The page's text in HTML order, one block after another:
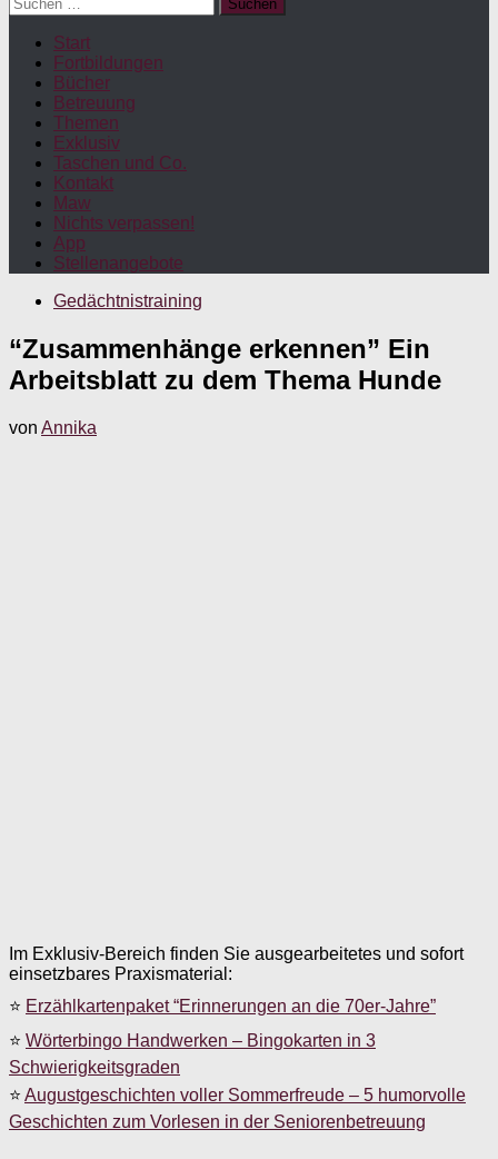
nach:
Start
Fortbildungen
Bücher
Betreuung
Themen
Exklusiv
Taschen und Co.
Kontakt
Maw
Nichts verpassen!
App
Stellenangebote
Gedächtnistraining
“Zusammenhänge erkennen” Ein
Arbeitsblatt zu dem Thema Hunde
von Annika
Im Exklusiv-Bereich finden Sie ausgearbeitetes und sofort
einsetzbares Praxismaterial:
⭐ Erzählkartenpaket “Erinnerungen an die 70er-Jahre”
⭐ Wörterbingo Handwerken – Bingokarten in 3
Schwierigkeitsgraden
⭐ Augustgeschichten voller Sommerfreude – 5 humorvolle
Geschichten zum Vorlesen in der Seniorenbetreuung